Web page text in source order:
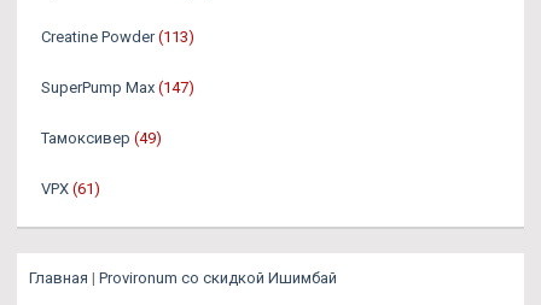
Creatine Powder (113)
SuperPump Max (147)
Тамоксивер (49)
VPX (61)
Главная | Provironum со скидкой Ишимбай